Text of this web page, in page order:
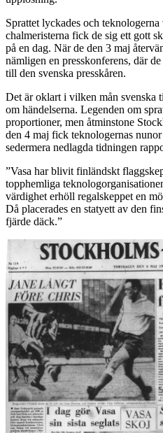
Sprattet lyckades och
chalmeristerna fick de sig ett gott
på en dag. När de den 3 maj
nämligen en presskonferens, där
till den svenska presskåren.
Det är oklart i vilken mån svenska
om händelserna. Legenden om
proportioner, men åtminstone
den 4 maj fick teknologernas
sedermera nedlagda tidningen
”Vasa har blivit finländskt
topphemliga
värdighet erhöll regalskeppet en
Då placerades en statyett av den
fjärde däck.”